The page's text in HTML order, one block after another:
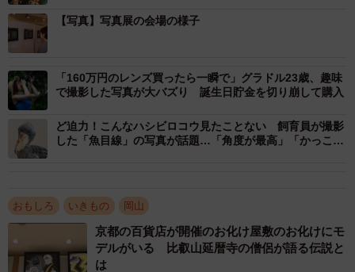
えて紹介。カニのように長い前足を持つカニグモは８個の
単眼が意外なほどにつぶらで愛らしい。枝先にかじりつい
てぶら下がるキマダラハナバチの珍しい寝姿もカメラに収
めている。
【写真】写真展の会場の様子
「160万円のレンズ買ったら一瞬で」グラドル23歳、趣味
で撮影した写真が大バズり 誕生日貯金を切り崩して購入
ど迫力！こんなハシビロコウ見たことない 飼育員が撮影
した「魚目線」の写真が話題…「角度が最高」「かっこい
おもしろ いきもの 岡山
京都の百貨店が開催のお化け屋敷のお化けにモ
デルがいる 比叡山延暦寺の僧侶が語る伝説と
は